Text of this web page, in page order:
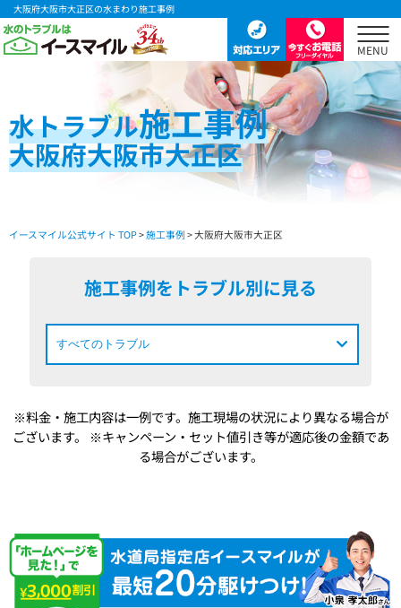
大阪府大阪市大正区の水まわり施工事例
水トラブル施工事例
大阪府大阪市大正区
イースマイル公式サイト TOP>施工事例 > 大阪府大阪市大正区
施工事例をトラブル別に見る
※料金・施工内容は一例です。施工現場の状況により異なる場合が
ございます。
※キャンペーン・セット値引き等が適応後の金額であ
る場合がございます。